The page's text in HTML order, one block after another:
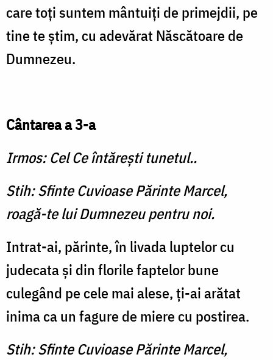
care toţi suntem mântuiţi de primejdii, pe
tine te ştim, cu adevărat Născătoare de
Dumnezeu.
Cântarea a 3-a
Irmos: Cel Ce întăreşti tunetul..
Stih: Sfinte Cuvioase Părinte Marcel,
roagă-te lui Dumnezeu pentru noi.
Intrat-ai, părinte, în livada luptelor cu
judecata şi din florile faptelor bune
culegând pe cele mai alese, ţi-ai arătat
inima ca un fagure de miere cu postirea.
Stih: Sfinte Cuvioase Părinte Marcel,